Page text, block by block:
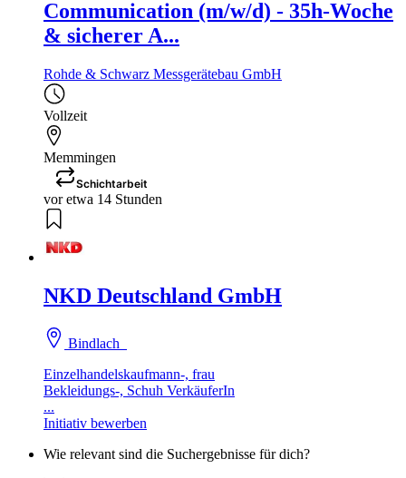
Communication (m/w/d) - 35h-Woche
& sicherer A...
Rohde & Schwarz Messgerätebau GmbH
Vollzeit
Memmingen
Schichtarbeit
vor etwa 14 Stunden
NKD Deutschland GmbH
Bindlach
Einzelhandelskaufmann-, frau
Bekleidungs-, Schuh VerkäuferIn
...
Initiativ bewerben
Wie relevant sind die Suchergebnisse für dich?